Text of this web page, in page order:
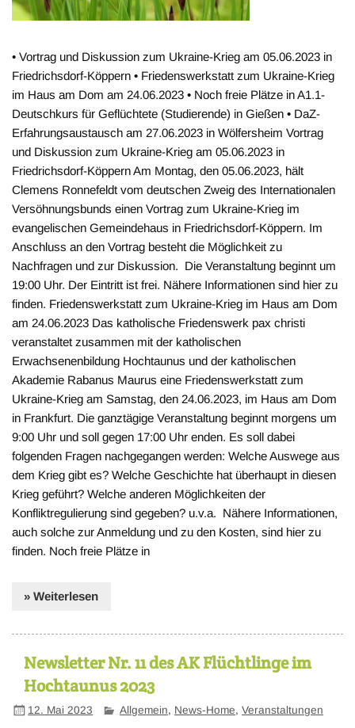
• Vortrag und Diskussion zum Ukraine-Krieg am 05.06.2023 in
Friedrichsdorf-Köppern • Friedenswerkstatt zum Ukraine-Krieg
im Haus am Dom am 24.06.2023 • Noch freie Plätze in A1.1-
Deutschkurs für Geflüchtete (Studierende) in Gießen • DaZ-
Erfahrungsaustausch am 27.06.2023 in Wölfersheim Vortrag
und Diskussion zum Ukraine-Krieg am 05.06.2023 in
Friedrichsdorf-Köppern Am Montag, den 05.06.2023, hält
Clemens Ronnefeldt vom deutschen Zweig des Internationalen
Versöhnungsbunds einen Vortrag zum Ukraine-Krieg im
evangelischen Gemeindehaus in Friedrichsdorf-Köppern. Im
Anschluss an den Vortrag besteht die Möglichkeit zu
Nachfragen und zur Diskussion. Die Veranstaltung beginnt um
19:00 Uhr. Der Eintritt ist frei. Nähere Informationen sind hier zu
finden. Friedenswerkstatt zum Ukraine-Krieg im Haus am Dom
am 24.06.2023 Das katholische Friedenswerk pax christi
veranstaltet zusammen mit der katholischen
Erwachsenenbildung Hochtaunus und der katholischen
Akademie Rabanus Maurus eine Friedenswerkstatt zum
Ukraine-Krieg am Samstag, den 24.06.2023, im Haus am Dom
in Frankfurt. Die ganztägige Veranstaltung beginnt morgens um
9:00 Uhr und soll gegen 17:00 Uhr enden. Es soll dabei
folgenden Fragen nachgegangen werden: Welche Auswege aus
dem Krieg gibt es? Welche Geschichte hat überhaupt in diesen
Krieg geführt? Welche anderen Möglichkeiten der
Konfliktregulierung sind gegeben? u.v.a. Nähere Informationen,
auch solche zur Anmeldung und zu den Kosten, sind hier zu
finden. Noch freie Plätze in
» Weiterlesen
Newsletter Nr. 11 des AK Flüchtlinge im
Hochtaunus 2023
12. Mai 2023 Allgemein, News-Home,Veranstaltungen